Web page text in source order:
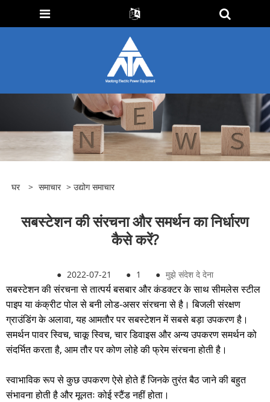
घर > समाचार > उद्योग समाचार
सबस्टेशन की संरचना और समर्थन का निर्धारण
कैसे करें?
● 2022-07-21 ● 1 ● मुझे संदेश दे देना
सबस्टेशन की संरचना से तात्पर्य बसबार और कंडक्टर के साथ सीमलेस स्टील
पाइप या कंक्रीट पोल से बनी लोड-असर संरचना से है। बिजली संरक्षण
ग्राउंडिंग के अलावा, यह आमतौर पर सबस्टेशन में सबसे बड़ा उपकरण है।
समर्थन पावर स्विच, चाकू स्विच, चार डिवाइस और अन्य उपकरण समर्थन को
संदर्भित करता है, आम तौर पर कोण लोहे की फ्रेम संरचना होती है।
स्वाभाविक रूप से कुछ उपकरण ऐसे होते हैं जिनके तुरंत बैठ जाने की बहुत
संभावना होती है और मूलतः कोई स्टैंड नहीं होता।